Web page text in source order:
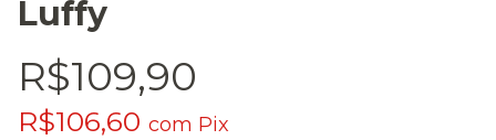
Luffy
R$109,90
R$106,60 com Pix